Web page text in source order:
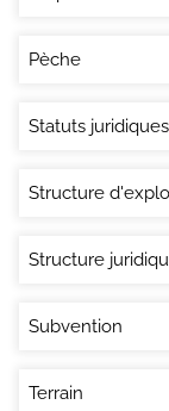
Pèche
Statuts juridiques
Structure
Structure
Subvention
Terrain